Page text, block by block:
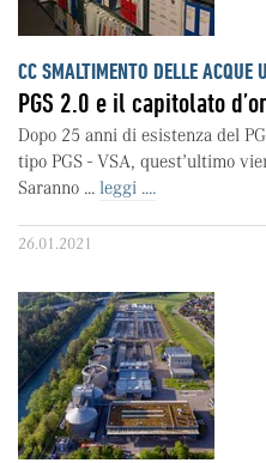
CC SMALTIMENTO DELLE ACQUE
PGS 2.0 e il capitolato
Dopo 25 anni di esistenza del
tipo PGS - VSA, quest’ultimo
Saranno ... leggi ....
26.01.2021